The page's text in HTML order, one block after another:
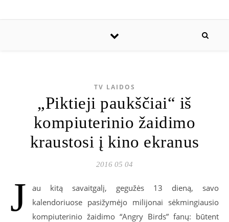
TV LAIDOS
„Piktieji paukščiai“ iš
kompiuterinio žaidimo
kraustosi į kino ekranus
2016 05 04
J
au kitą savaitgalį, gegužės 13 dieną, savo
kalendoriuose pasižymėjo milijonai sėkmingiausio
kompiuterinio žaidimo “Angry Birds” fanų: būtent